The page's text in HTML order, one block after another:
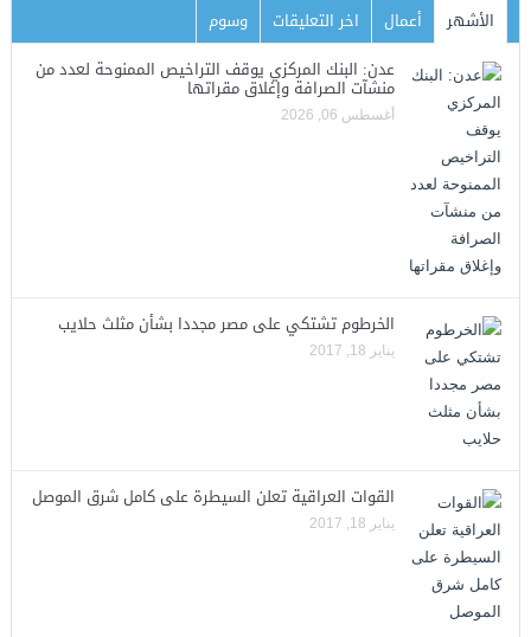
الأشهر أعمال اخر التعليقات
وسوم
عدن: البنك المركزي يوقف التراخيص الممنوحة لعدد من
منشآت الصرافة وإغلاق مقراتها
أغسطس 06, 2026
الخرطوم تشتكي على مصر مجددا بشأن مثلث حلايب
يناير 18, 2017
القوات العراقية تعلن السيطرة على كامل شرق الموصل
يناير 18, 2017